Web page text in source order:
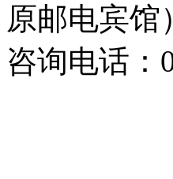
原邮电宾馆
咨询电话：